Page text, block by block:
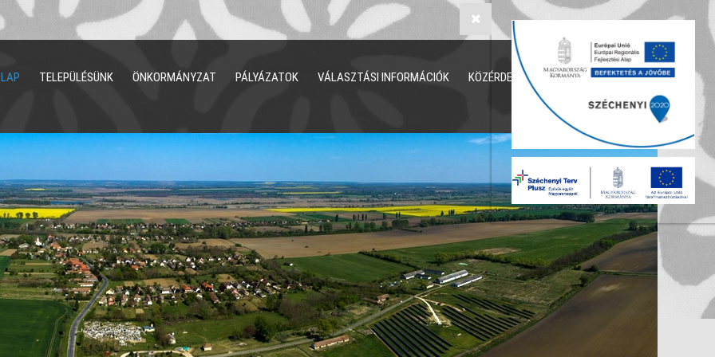
TELEPÜLÉSÜNK ÖNKORMÁNYZAT PÁLYÁZATOK VÁLASZTÁSI INFORMÁCIÓK KÖZÉRDEKŰ ADATOK